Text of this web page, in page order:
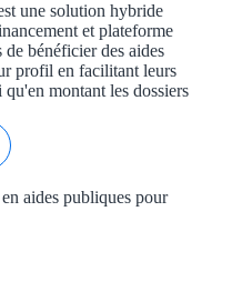
une solution hybride
et plateforme
bénéficier des aides
profil en facilitant leurs
qu'en montant les dossiers